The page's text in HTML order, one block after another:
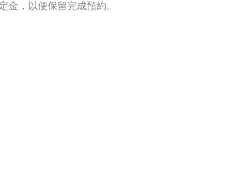
金，以便保留完成預約。